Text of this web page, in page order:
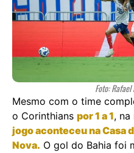
Foto: Rafael
Mesmo com o time
o Corinthians por 1 a 1,
jogo aconteceu na Casa
Nova. O gol do Bahia foi